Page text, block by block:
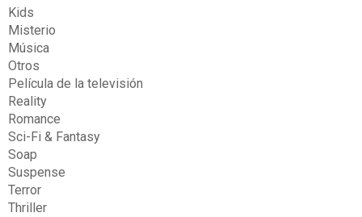
Kids
Misterio
Música
Otros
Película de la televisión
Reality
Romance
Sci-Fi & Fantasy
Soap
Suspense
Terror
Thriller